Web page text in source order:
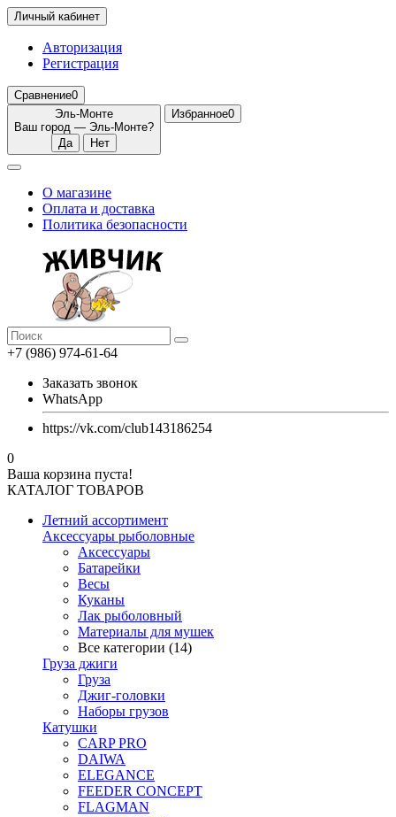
Личный кабинет
Авторизация
Регистрация
Сравнение0
Эль-Монте
Ваш город — Эль-Монте?
Избранное0
О магазине
Оплата и доставка
Политика безопасности
+7 (986) 974-61-64
Заказать звонок
WhatsApp
https://vk.com/club143186254
0
Ваша корзина пуста!
КАТАЛОГ ТОВАРОВ
Летний ассортимент
Аксессуары рыболовные
Аксессуары
Батарейки
Весы
Куканы
Лак рыболовный
Материалы для мушек
Все категории (14)
Груза джиги
Груза
Джиг-головки
Наборы грузов
Катушки
CARP PRO
DAIWA
ELEGANCE
FEEDER CONCEPT
FLAGMAN